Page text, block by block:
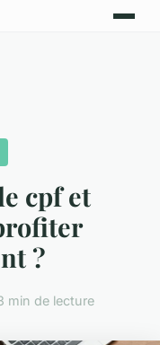
cpf et
?
min de lecture